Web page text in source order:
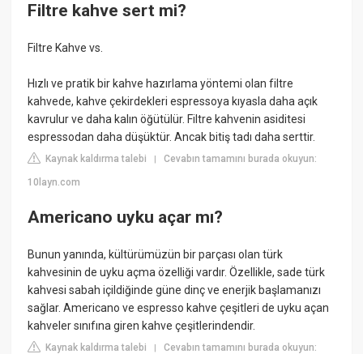
Filtre kahve sert mi?
Filtre Kahve vs.
Hızlı ve pratik bir kahve hazırlama yöntemi olan filtre
kahvede, kahve çekirdekleri espressoya kıyasla daha açık
kavrulur ve daha kalın öğütülür. Filtre kahvenin asiditesi
espressodan daha düşüktür. Ancak bitiş tadı daha serttir.
Kaynak kaldırma talebi |Cevabın tamamını burada okuyun:
10layn.com
Americano uyku açar mı?
Bunun yanında, kültürümüzün bir parçası olan türk
kahvesinin de uyku açma özelliği vardır. Özellikle, sade türk
kahvesi sabah içildiğinde güne dinç ve enerjik başlamanızı
sağlar. Americano ve espresso kahve çeşitleri de uyku açan
kahveler sınıfına giren kahve çeşitlerindendir.
Kaynak kaldırma talebi |Cevabın tamamını burada okuyun: